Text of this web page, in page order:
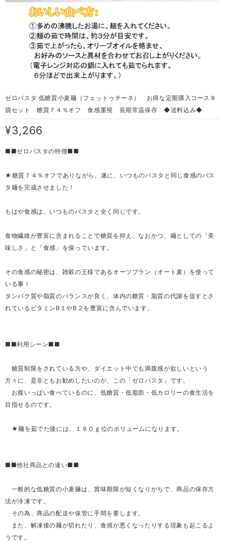
ゼロパスタ 低糖質小麦麺（フェットゥチーネ） お得な定期購入コース８
袋セット 糖質７４％オフ 食感重視 長期常温保存 ◆送料込み◆
¥3,266
■■ゼロパスタの特徴■■
★糖質７４％オフでありながら、遂に、いつものパスタと同じ食感のパス
タ麺を完成させました！
もはや食感は、いつものパスタと全く同じです。
食物繊維が豊富に含まれることで糖質を抑え、なおかつ、麺としての「美
味しさ」と「食感」を保っています。
その食感の秘密は、雑穀の王様であるオーツブラン（オート麦）を使って
いる事！
タンパク質や脂質のバランスが良く、体内の糖質・脂質の代謝を促すとさ
れているビタミンB１やB２を豊富に含んでいます。
■■利用シーン■■
糖質制限をされている方や、ダイエット中でも満腹感が欲しいという
方々に、是非ともお勧めしたいのが、この「ゼロパスタ」です。
お腹いっぱい食べているのに、低糖質・低脂肪・低カロリーの食生活を
目指せるのです。
★麺を茹でた後には、１６０ｇ位のボリュームになります。
■■他社商品との違い■■
一般的な低糖質の小麦麺は、賞味期限が短くなりがちで、商品の保存方
法が冷凍です。
その為、商品の配送や保管に手間を要します。
また、解凍後の麺が切れたり、食感が悪くなったりする現象も起こるよ
うです。